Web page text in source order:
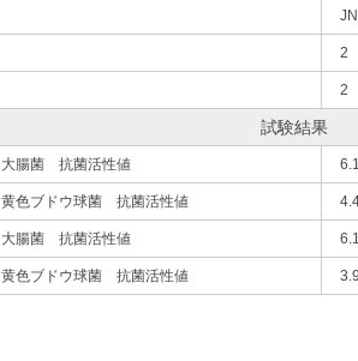
2
2
試験結果
大腸菌 抗菌活性値
黄色ブドウ球菌 抗菌活性値
大腸菌 抗菌活性値
黄色ブドウ球菌 抗菌活性値